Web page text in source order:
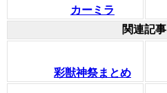
カーミラ
関連記事
彩獣神祭まとめ